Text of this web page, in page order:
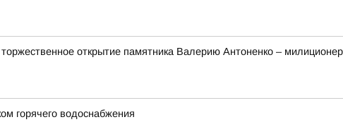
открытие памятника Валерию Антоненко –
горячего водоснабжения